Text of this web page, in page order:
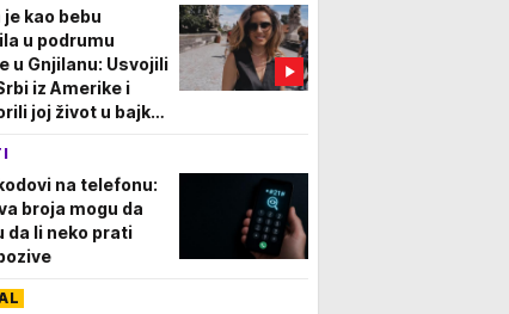
je kao bebu
u podrumu
u Gnjilanu: Usvojili
iz Amerike i
joj život u bajku,
plače
na telefonu:
broja mogu da
da li neko prati